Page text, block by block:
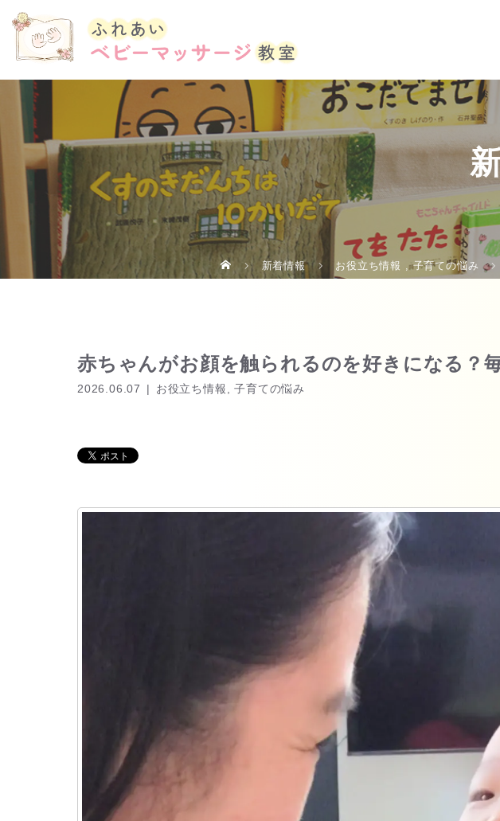
新着情報 お役立ち情報 ,子育ての悩み
赤ちゃんがお顔を触られるのを好きになる？
2026.06.07 お役立ち情報,子育ての悩み